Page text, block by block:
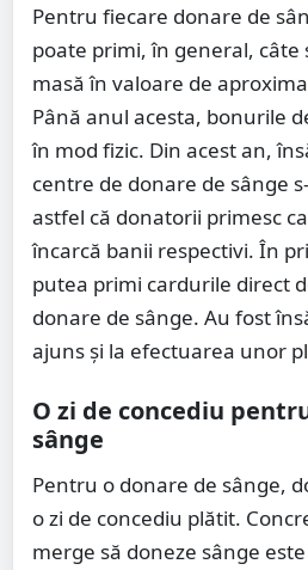
Pentru fiecare donare de
poate primi, în general, câte
masă în valoare de
Până anul acesta, bonurile
în mod fizic. Din acest an,
centre de donare de sânge
astfel că donatorii primesc
încarcă banii respectivi. În
putea primi cardurile direct
donare de sânge. Au fost
ajuns şi la efectuarea unor
O zi de concediu
sânge
Pentru o donare de sânge,
o zi de concediu plătit.
merge să doneze sânge